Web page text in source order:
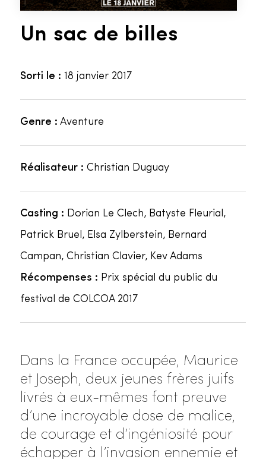
Un sac de billes
Sorti le : 18 janvier 2017
Genre : Aventure
Réalisateur : Christian Duguay
Casting : Dorian Le Clech, Batyste Fleurial,
Patrick Bruel, Elsa Zylberstein, Bernard
Campan, Christian Clavier, Kev Adams
Récompenses : Prix spécial du public du
festival de COLCOA 2017
Dans la France occupée, Maurice
et Joseph, deux jeunes frères juifs
livrés à eux-mêmes font preuve
d’une incroyable dose de malice,
de courage et d’ingéniosité pour
échapper à l’invasion ennemie et